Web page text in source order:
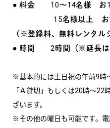
● 料金 10〜14名様 お
15名様以上 お1人
（※登録料、無料レンタル
● 時間 2時間（※延長は
※基本的には土日祝の午前9時
「Ａ貸切」もしくは20時～22
ざいます。
※その他の曜日も可能です。電